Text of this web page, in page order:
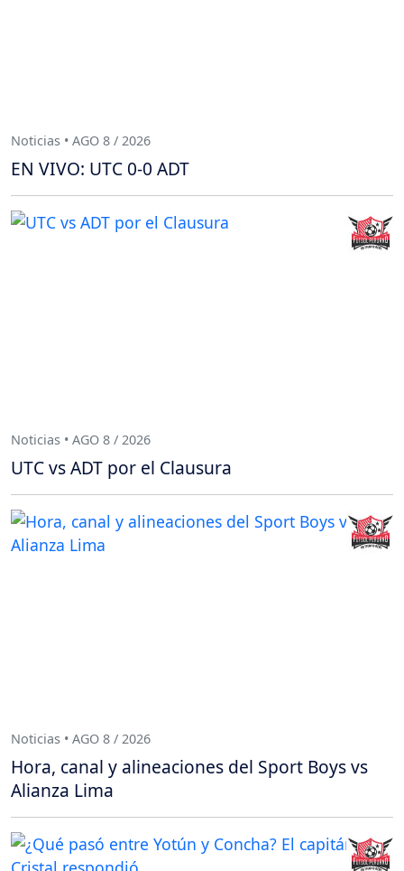
Noticias • AGO 8 / 2026
EN VIVO: UTC 0-0 ADT
Noticias • AGO 8 / 2026
UTC vs ADT por el Clausura
Noticias • AGO 8 / 2026
Hora, canal y alineaciones del Sport Boys vs
Alianza Lima